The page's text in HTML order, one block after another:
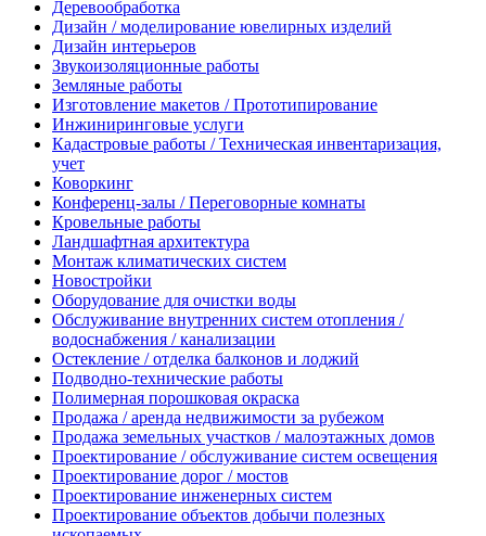
Деревообработка
Дизайн / моделирование ювелирных изделий
Дизайн интерьеров
Звукоизоляционные работы
Земляные работы
Изготовление макетов / Прототипирование
Инжиниринговые услуги
Кадастровые работы / Техническая инвентаризация,
учет
Коворкинг
Конференц-залы / Переговорные комнаты
Кровельные работы
Ландшафтная архитектура
Монтаж климатических систем
Новостройки
Оборудование для очистки воды
Обслуживание внутренних систем отопления /
водоснабжения / канализации
Остекление / отделка балконов и лоджий
Подводно-технические работы
Полимерная порошковая окраска
Продажа / аренда недвижимости за рубежом
Продажа земельных участков / малоэтажных домов
Проектирование / обслуживание систем освещения
Проектирование дорог / мостов
Проектирование инженерных систем
Проектирование объектов добычи полезных